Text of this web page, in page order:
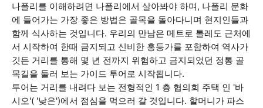
나폴리를 이해하려면 나폴리에서 살아봐야 하며, 나폴리 문화
에 들어가는 가장 좋은 방법은 골목을 돌아다니며 현지인들과
함께 식사하는 것입니다. 우리의 만남은 메트로 톨레도 근처에
서 시작하여 한때 금지되고 신비한 홍등가를 포함하여 역사가
깃든 거리를 통해 몇 년 전까지 위험하고 금지되었던 정통 골
목길을 둘러 보는 가이드 투어로 시작됩니다.
투어는 거리를 내려다 보는 전형적인 1 층 협의회 주택 인 '바
시오'( '낮은')에서 점심을 먹으러 갈 것입니다. 할머니가 파스